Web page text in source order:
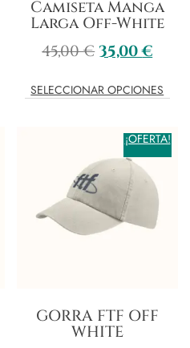
Camiseta Manga
Larga Off-White
45,00€ 35,00€
SELECCIONAR OPCIONES
¡OFERTA!
GORRA FTF OFF
WHITE